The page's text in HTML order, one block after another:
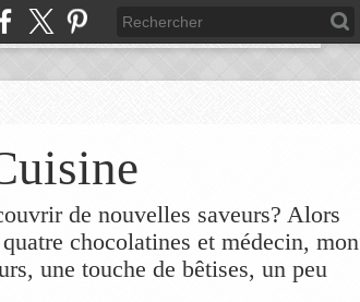
de nouvelles saveurs? Alors
chocolatines et médecin, mon
une touche de bêtises, un peu